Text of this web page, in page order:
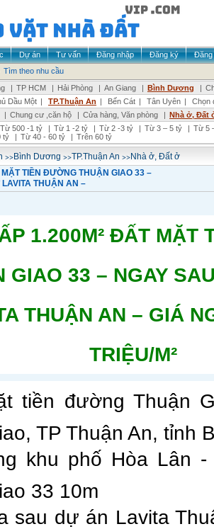
Dự án Tư vấn Đăng nhập Đăng ký
Đăng
Tìm theo nhu cầu
| TP HCM | Hải Phòng | An Giang | Bình Dương |
Dầu Một | TP.Thuận An | Bến Cát | Tân Uyên |
Chọn
| Chung cư ,căn hộ | Cửa hàng, Văn phòng | Nhà ở, Đất
Từ 500 -1 tỷ | Từ 1 -2 tỷ | Từ 2 -3 tỷ | Từ 3 – 5 tỷ | Từ 5
tỷ | Từ 40 - 60 tỷ | Trên 60 tỷ
>>Bình Dương >>TP.Thuận An >>Nhà ở, Đất ở
TIỀN ĐƯỜNG THUẬN GIAO 33 –
THUẬN AN –
1.200M² ĐẤT MẶT
GIAO 33 – NGAY
THUẬN AN – GIÁ
TRIỆU/M²
tiền đường Thuận
TP Thuận An, tỉnh
khu phố Hòa Lân
33 10m
sau dự án Lavita